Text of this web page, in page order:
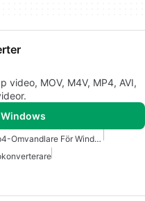
video, MOV, M4V, MP4, AVI,
Video Till Mp4-Omvandlare För Windows 7